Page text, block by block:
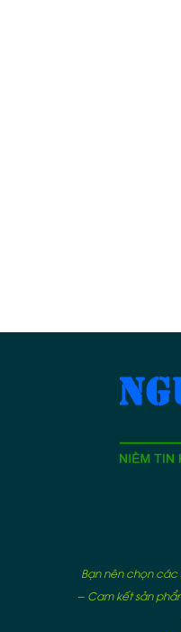
Bạn nên chọn
– Cam kết sản